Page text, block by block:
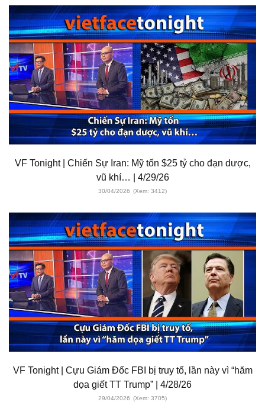
VF Tonight | Chiến Sự Iran: Mỹ tốn $25 tỷ cho đạn dược,
vũ khí… | 4/29/26
30/04/2026 (Xem: 3412)
VF Tonight | Cựu Giám Đốc FBI bị truy tố, lần này vì “hăm
dọa giết TT Trump” | 4/28/26
29/04/2026 (Xem: 3705)